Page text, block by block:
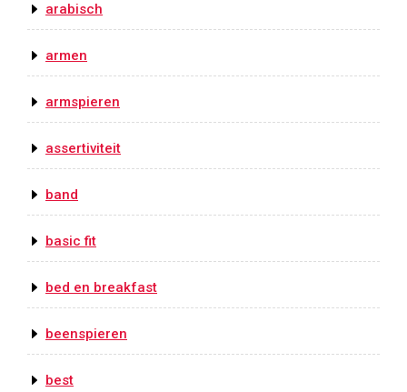
arabisch
armen
armspieren
assertiviteit
band
basic fit
bed en breakfast
beenspieren
best